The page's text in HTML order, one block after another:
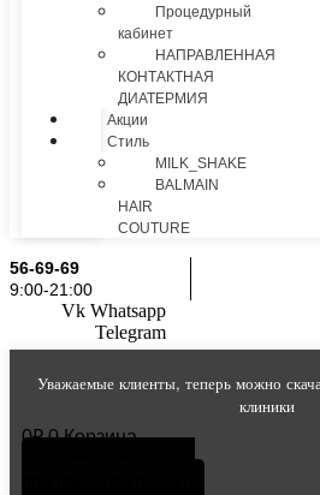
Процедурный
кабинет
НАПРАВЛЕННАЯ
КОНТАКТНАЯ
ДИАТЕРМИЯ
Акции
Стиль
MILK_SHAKE
BALMAIN
HAIR
COUTURE
56-69-69
9:00-21:00
Vk Whatsapp
Telegram
Уважаемые клиенты, теперь можно
клиники
0₽ 0 Корзина